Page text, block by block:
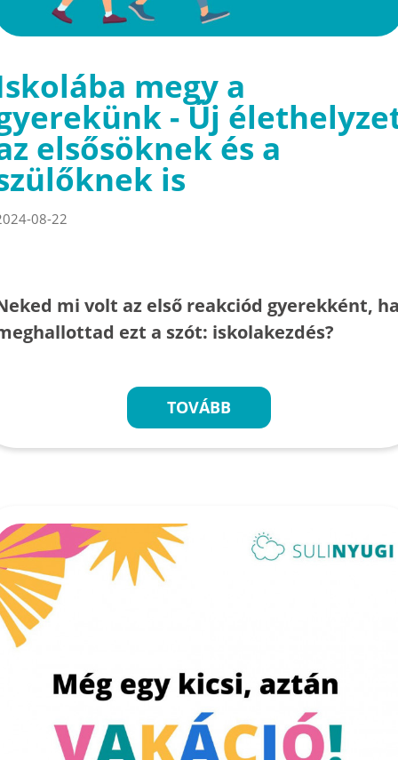
megy a
- Új
elsősöknek és a
is
08-22
mi volt az első reakciód gyerekként,
ezt a szót: iskolakezdés?
TOVÁBB